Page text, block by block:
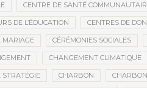
CENTRE DE SANTÉ
DE L’ÉDUCATION CENTRES DE
MARIAGE CÉRÉMONIES SOCIALES
CHANGEMENT CLIMATIQUE
CHARBON